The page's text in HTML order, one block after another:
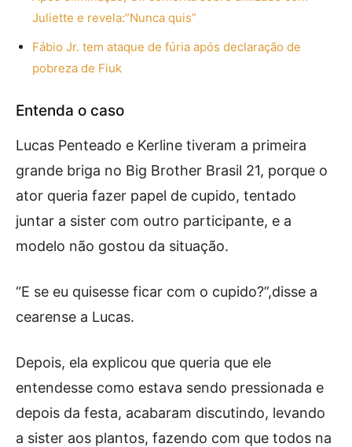
Juliette e revela:”Nunca quis”
Fábio Jr. tem ataque de fúria após declaração de
pobreza de Fiuk
Entenda o caso
Lucas Penteado e Kerline tiveram a primeira
grande briga no Big Brother Brasil 21, porque o
ator queria fazer papel de cupido, tentado
juntar a sister com outro participante, e a
modelo não gostou da situação.
“E se eu quisesse ficar com o cupido?”,disse a
cearense a Lucas.
Depois, ela explicou que queria que ele
entendesse como estava sendo pressionada e
depois da festa, acabaram discutindo, levando
a sister aos plantos, fazendo com que todos na